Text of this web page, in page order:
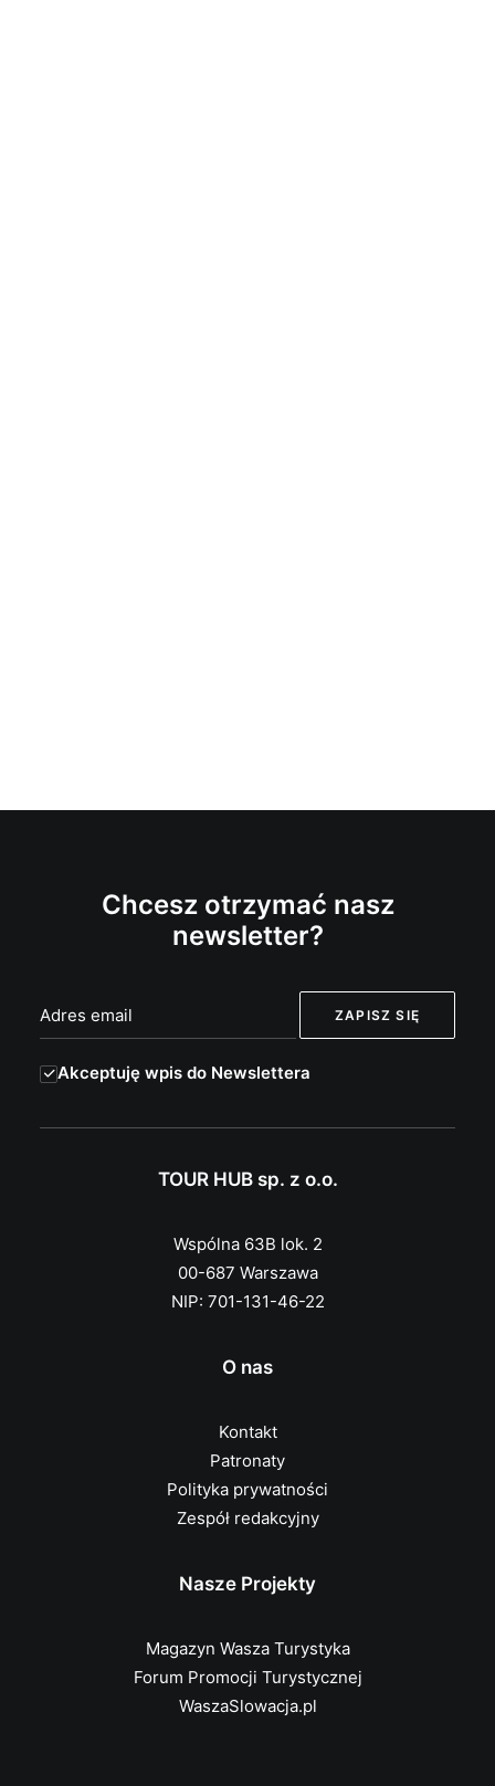
Chcesz otrzymać nasz
newsletter?
Akceptuję wpis do Newslettera
TOUR HUB sp. z o.o.
Wspólna 63B lok. 2
00-687 Warszawa
NIP: 701-131-46-22
O nas
Kontakt
Patronaty
Polityka prywatności
Zespół redakcyjny
Nasze Projekty
Magazyn Wasza Turystyka
Forum Promocji Turystycznej
WaszaSlowacja.pl